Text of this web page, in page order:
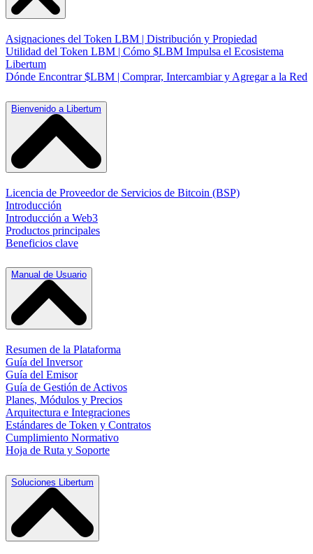
Asignaciones del Token LBM | Distribución y Propiedad
Utilidad del Token LBM | Cómo $LBM Impulsa el Ecosistema
Libertum
Dónde Encontrar $LBM | Comprar, Intercambiar y Agregar a la Red
Bienvenido a Libertum
Licencia de Proveedor de Servicios de Bitcoin (BSP)
Introducción
Introducción a Web3
Productos principales
Beneficios clave
Manual de Usuario
Resumen de la Plataforma
Guía del Inversor
Guía del Emisor
Guía de Gestión de Activos
Planes, Módulos y Precios
Arquitectura e Integraciones
Estándares de Token y Contratos
Cumplimiento Normativo
Hoja de Ruta y Soporte
Soluciones Libertum